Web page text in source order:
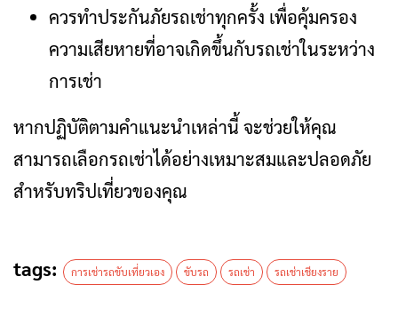
ควรทำประกันภัยรถเช่าทุกครั้ง เพื่อคุ้มครอง
ความเสียหายที่อาจเกิดขึ้นกับรถเช่าในระหว่าง
การเช่า
หากปฏิบัติตามคำแนะนำเหล่านี้ จะช่วยให้คุณ
สามารถเลือกรถเช่าได้อย่างเหมาะสมและปลอดภัย
สำหรับทริปเที่ยวของคุณ
tags: การเช่ารถขับเที่ยวเอง ขับรถ รถเช่า รถเช่าเชียงราย